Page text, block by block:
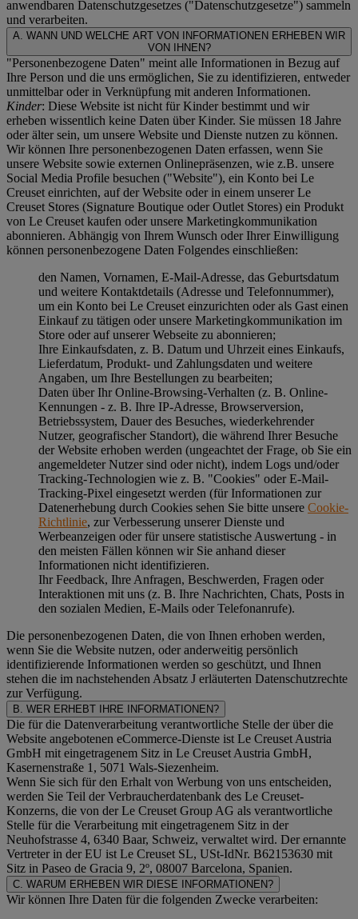
anwendbaren Datenschutzgesetzes ("Datenschutzgesetze") sammeln
und verarbeiten.
A. WANN UND WELCHE ART VON INFORMATIONEN ERHEBEN WIR
VON IHNEN?
"Personenbezogene Daten" meint alle Informationen in Bezug auf
Ihre Person und die uns ermöglichen, Sie zu identifizieren, entweder
unmittelbar oder in Verknüpfung mit anderen Informationen.
Kinder: Diese Website ist nicht für Kinder bestimmt und wir
erheben wissentlich keine Daten über Kinder. Sie müssen 18 Jahre
oder älter sein, um unsere Website und Dienste nutzen zu können.
Wir können Ihre personenbezogenen Daten erfassen, wenn Sie
unsere Website sowie externen Onlinepräsenzen, wie z.B. unsere
Social Media Profile besuchen ("Website"), ein Konto bei Le
Creuset einrichten, auf der Website oder in einem unserer Le
Creuset Stores (Signature Boutique oder Outlet Stores) ein Produkt
von Le Creuset kaufen oder unsere Marketingkommunikation
abonnieren. Abhängig von Ihrem Wunsch oder Ihrer Einwilligung
können personenbezogene Daten Folgendes einschließen:
den Namen, Vornamen, E-Mail-Adresse, das Geburtsdatum
und weitere Kontaktdetails (Adresse und Telefonnummer),
um ein Konto bei Le Creuset einzurichten oder als Gast einen
Einkauf zu tätigen oder unsere Marketingkommunikation im
Store oder auf unserer Webseite zu abonnieren;
Ihre Einkaufsdaten, z. B. Datum und Uhrzeit eines Einkaufs,
Lieferdatum, Produkt- und Zahlungsdaten und weitere
Angaben, um Ihre Bestellungen zu bearbeiten;
Daten über Ihr Online-Browsing-Verhalten (z. B. Online-
Kennungen - z. B. Ihre IP-Adresse, Browserversion,
Betriebssystem, Dauer des Besuches, wiederkehrender
Nutzer, geografischer Standort), die während Ihrer Besuche
der Website erhoben werden (ungeachtet der Frage, ob Sie ein
angemeldeter Nutzer sind oder nicht), indem Logs und/oder
Tracking-Technologien wie z. B. "Cookies" oder E-Mail-
Tracking-Pixel eingesetzt werden (für Informationen zur
Datenerhebung durch Cookies sehen Sie bitte unsere Cookie-
Richtlinie, zur Verbesserung unserer Dienste und
Werbeanzeigen oder für unsere statistische Auswertung - in
den meisten Fällen können wir Sie anhand dieser
Informationen nicht identifizieren.
Ihr Feedback, Ihre Anfragen, Beschwerden, Fragen oder
Interaktionen mit uns (z. B. Ihre Nachrichten, Chats, Posts in
den sozialen Medien, E-Mails oder Telefonanrufe).
Die personenbezogenen Daten, die von Ihnen erhoben werden,
wenn Sie die Website nutzen, oder anderweitig persönlich
identifizierende Informationen werden so geschützt, und Ihnen
stehen die im nachstehenden Absatz J erläuterten Datenschutzrechte
zur Verfügung.
B. WER ERHEBT IHRE INFORMATIONEN?
Die für die Datenverarbeitung verantwortliche Stelle der über die
Website angebotenen eCommerce-Dienste ist Le Creuset Austria
GmbH mit eingetragenem Sitz in Le Creuset Austria GmbH,
Kasernenstraße 1, 5071 Wals-Siezenheim.
Wenn Sie sich für den Erhalt von Werbung von uns entscheiden,
werden Sie Teil der Verbraucherdatenbank des Le Creuset-
Konzerns, die von der Le Creuset Group AG als verantwortliche
Stelle für die Verarbeitung mit eingetragenem Sitz in der
Neuhofstrasse 4, 6340 Baar, Schweiz, verwaltet wird. Der ernannte
Vertreter in der EU ist Le Creuset SL, USt-IdNr. B62153630 mit
Sitz in Paseo de Gracia 9, 2º, 08007 Barcelona, Spanien.
C. WARUM ERHEBEN WIR DIESE INFORMATIONEN?
Wir können Ihre Daten für die folgenden Zwecke verarbeiten: